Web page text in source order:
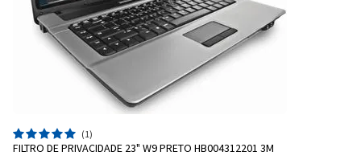
(1)
FILTRO DE PRIVACIDADE 23" W9 PRETO HB004312201 3M